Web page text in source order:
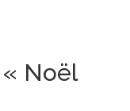
Noël